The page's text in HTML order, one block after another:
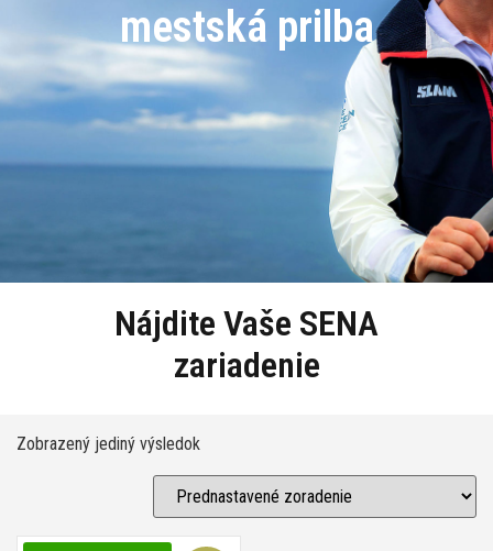
mestská prilba
Nájdite Vaše SENA
zariadenie
Zobrazený jediný výsledok